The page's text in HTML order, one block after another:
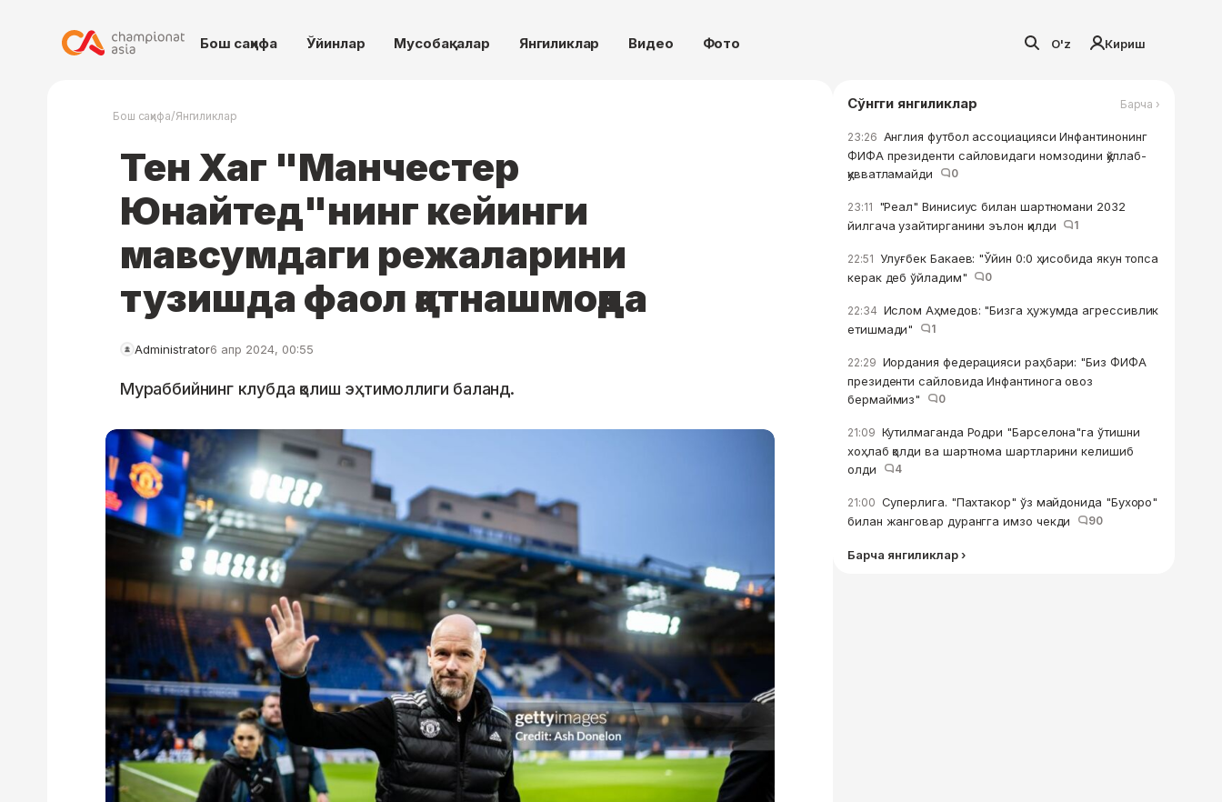
Бош саҳифа Ўйинлар Мусобақалар Янгиликлар Видео Фото O'z Кириш
Бош саҳифа/Янгиликлар
Тен Хаг "Манчестер
Юнайтед"нинг кейинги
мавсумдаги режаларини
тузишда фаол қатнашмоқда
Administrator6 апр 2024, 00:55
Мураббийнинг клубда қолиш эҳтимоллиги баланд.
Сўнгги янгиликлар Барча ›
23:26 Англия футбол ассоциацияси Инфантинонинг
ФИФА президенти сайловидаги номзодини қўллаб-
қувватламайди
0
23:11 "Реал" Винисиус билан шартномани 2032
йилгача узайтирганини эълон қилди
1
22:51 Улуғбек Бакаев: "Ўйин 0:0 ҳисобида якун топса
керак деб ўйладим"
0
22:34 Ислом Аҳмедов: "Бизга ҳужумда агрессивлик
етишмади"
1
22:29 Иордания федерацияси раҳбари: "Биз ФИФА
президенти сайловида Инфантинога овоз
бермаймиз"
0
21:09 Кутилмаганда Родри "Барселона"га ўтишни
хоҳлаб қолди ва шартнома шартларини келишиб
олди
4
21:00 Суперлига. "Пахтакор" ўз майдонида "Бухоро"
билан жанговар дурангга имзо чекди
90
Барча янгиликлар ›